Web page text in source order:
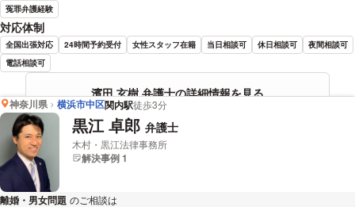
冤罪弁護経験
対応体制
全国出張対応 24時間予約受付 女性スタッフ在籍 当日相談可 休日相談可
夜間相談可
電話相談可
濱田 玄樹 弁護士の詳細情報を見る
神奈川県 横浜市中区関内駅徒歩3分
黒江 卓郎 弁護士
木村・黒江法律事務所
解決事例 1
離婚・男女問題 のご相談は